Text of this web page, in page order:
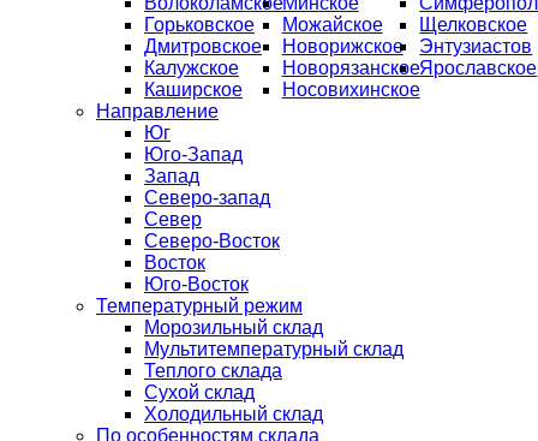
Горьковское
Дмитровское
Калужское
Каширское
Можайское
Новорижское
Новорязанское
Носовихинское
Щелковское
Энтузиастов
Ярославское
Направление
Юг
Юго-Запад
Запад
Северо-запад
Север
Северо-Восток
Восток
Юго-Восток
Температурный режим
Морозильный склад
Мультитемпературный склад
Теплого склада
Сухой склад
Холодильный склад
По особенностям склада